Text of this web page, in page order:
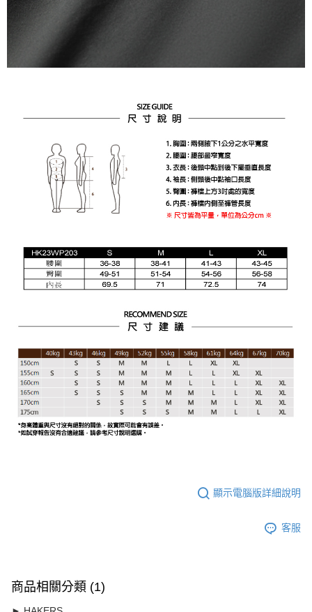
顯示電腦版詳細說明
客服
商品相關分類 (1)